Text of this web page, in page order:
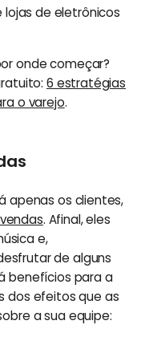
de eletrônicos
onde começar?
6 estratégias
o varejo.
apenas os clientes,
. Afinal, eles
e,
de alguns
benefícios para a
dos efeitos que as
a sua equipe: